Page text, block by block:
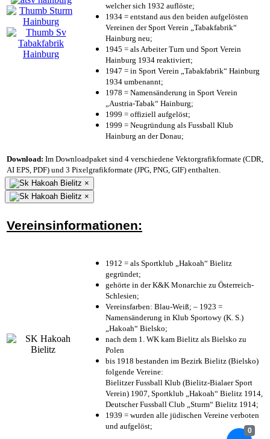
0
welcher sich 1932 auflöste;
1934 = entstand aus den beiden aufgelösten
Vereinen der Sport Verein „Tabakfabrik“
Hainburg neu;
1945 = als Arbeiter Turn und Sport Verein
Hainburg 1934 reaktiviert;
1947 = in Sport Verein „Tabakfabrik“ Hainburg
1934 umbenannt;
1978 = Namensänderung in Sport Verein
„Austria-Tabak“ Hainburg;
1999 = offiziell aufgelöst;
1999 = Neugründung als Fussball Klub
Hainburg an der Donau;
Download: Im Downloadpaket sind 4 verschiedene Vektorgrafikformate (CDR,
AI EPS, PDF) und 3 Pixelgrafikformate (JPG, PNG, GIF) enthalten.
×
×
Vereinsinformationen:
1912 = als Sportklub „Hakoah“ Bielitz
gegründet;
gehörte in der K&K Monarchie zu Österreich-
Schlesien;
Vereinsfarben: Blau-Weiß; – 1923 =
Namensänderung in Klub Sportowy (K. S.)
„Hakoah“ Bielsko;
nach dem 1. WK kam Bielitz als Bielsko zu
Polen
bis 1918 bestanden im Bezirk Bielitz (Bielsko)
folgende Vereine:
Bielitzer Fussball Klub (Bielitz-Bialaer Sport
Verein) 1907, Sportklub „Hakoah“ Bielitz 1914,
Deutscher Fussball Club „Sturm“ Bielitz 1914;
1939 = wurden alle jüdischen Vereine verboten
und aufgelöst;